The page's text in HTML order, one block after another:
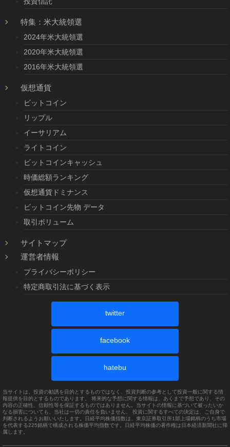
特集：米大統領選
2024年米大統領選
2020年米大統領選
2016年米大統領選
仮想通貨
ビットコイン
リップル
イーサリアム
ライトコイン
ビットコインキャッシュ
時価総額ランキング
仮想通貨ドミナンス
ビットコイン先物 データ
取引ボリューム
サイトマップ
運営者情報
プライバシーポリシー
特定商取引法に基づく表示
twitter
facebook
hatebu
当サイトは、投資の勧誘を目的とするものではなく、投資判断の参考として投資一般に関する情
報提供を目的とするものであります。 将来的な予想に関する情報は、あくまで予想であり、その
内容の正確性、信頼性等を保証するものではありません。当サイトの情報に基づいて被ったいか
なる損害についても、当社は一切の責任を負いません。 投資に関するすべての決定は、ご自身で
判断されるようお願いいたします。日経平均株価指数は、東京証券取引所1部上場銘柄のうち市場
を代表する225銘柄で構成される株価平均指数です。日経平均株価の著作権は日本経済新聞社に帰
属します。